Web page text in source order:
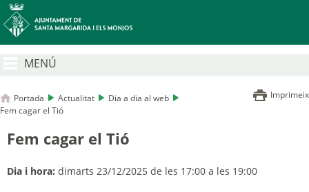
MENÚ
Portada Actualitat
Dia a dia al web
Fem cagar el Tió
Imprimeix
Fem cagar el Tió
Dia i hora: dimarts 23/12/2025 de les 17:00 a les 19:00